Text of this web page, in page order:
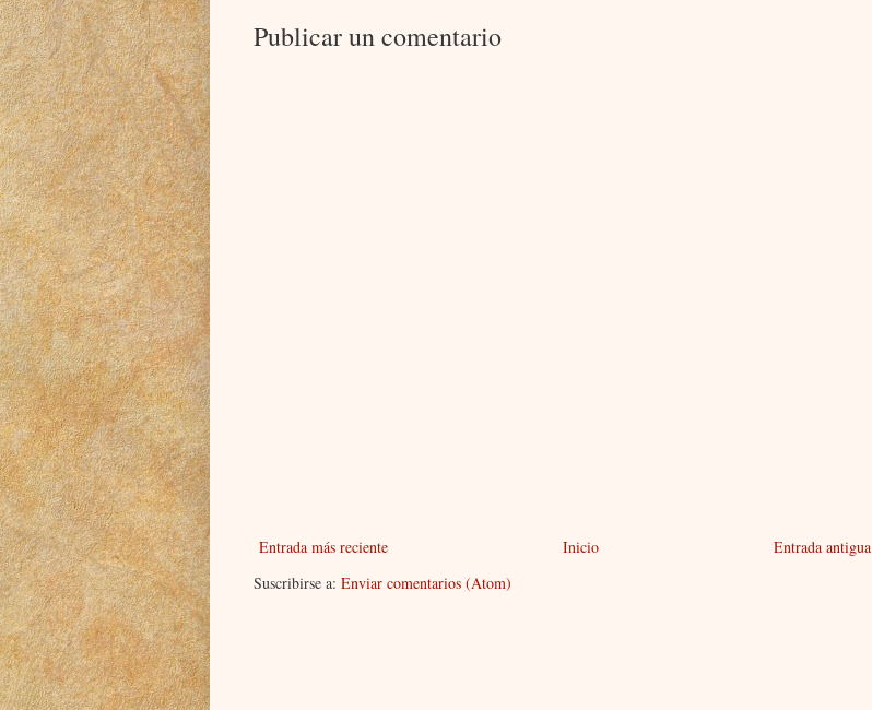
Publicar un comentario
Entrada más reciente Entrada antigua
Inicio
Suscribirse a: Enviar comentarios (Atom)